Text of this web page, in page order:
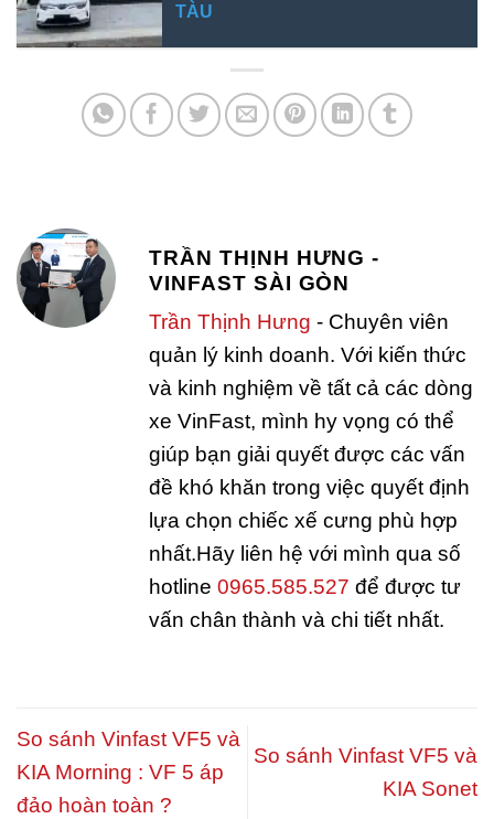
TÀU
TRẦN THỊNH HƯNG -
VINFAST SÀI GÒN
Trần Thịnh Hưng - Chuyên viên
quản lý kinh doanh. Với kiến thức
và kinh nghiệm về tất cả các dòng
xe VinFast, mình hy vọng có thể
giúp bạn giải quyết được các vấn
đề khó khăn trong việc quyết định
lựa chọn chiếc xế cưng phù hợp
nhất.Hãy liên hệ với mình qua số
hotline 0965.585.527 để được tư
vấn chân thành và chi tiết nhất.
So sánh Vinfast VF5 và
KIA Morning : VF 5 áp
đảo hoàn toàn ?
So sánh Vinfast VF5 và
KIA Sonet